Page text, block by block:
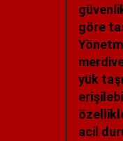
göre
yük
acil